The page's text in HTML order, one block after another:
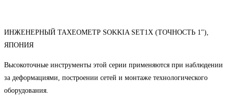
ИНЖЕНЕРНЫЙ ТАХЕОМЕТР SOKKIA SET1X (ТОЧНОСТЬ 1"),
ЯПОНИЯ
Высокоточные инструменты этой серии применяются при наблюдении
за деформациями, построении сетей и монтаже технологического
оборудования.